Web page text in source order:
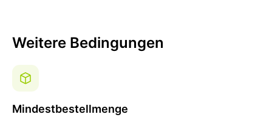
Weitere Bedingungen
Mindestbestellmenge